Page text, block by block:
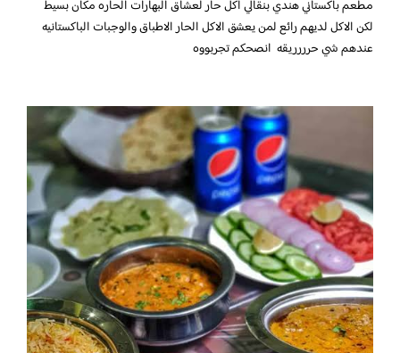
مطعم باكستاني هندي بنقالي أكل حار لعشاق البهارات الحاره مكان بسيط
لكن الاكل لديهم رائع لمن يعشق الاكل الحار الاطباق والوجبات الباكستانيه
عندهم شي حرررريقه انصحكم تجربووه